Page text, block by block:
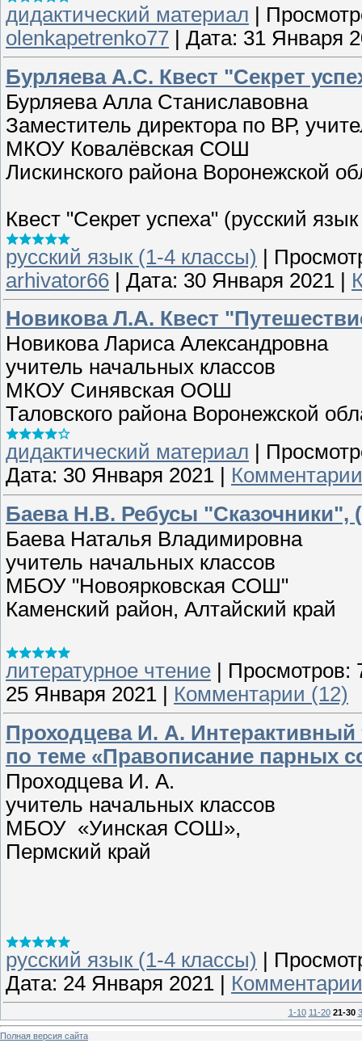
дидактический материал
olenkapetrenko77
Дата: 31 Января
Бурляева А.С. Квест "Секрет
Бурляева Алла Станиславовна
Заместитель директора по ВР,
МКОУ Ковалёвская СОШ
Лискинского района Воронежской
Квест "Секрет успеха" (русский
русский язык (1-4 классы) |
arhivator66 | Дата: 30 Января 2021 |
Новикова Л.А. Квест
Новикова Лариса Александровна
учитель начальных классов
МКОУ Синявская ООШ
Таловского района Воронежской
дидактический материал
Дата: 30 Января 2021
Баева Н.В. Ребусы "Сказочники",
Баева Наталья Владимировна
учитель начальных классов
МБОУ "Новоярковская СОШ"
Каменский район, Алтайский край
литературное чтение Просмотров:
25 Января 2021
Комментарии (12)
Проходцева И. А. Интерактивный
по теме «Правописание парных
Проходцева И. А.
учитель начальных классов
МБОУ «Уинская СОШ»,
Пермский край
русский язык (1-4 классы) |
Дата: 24 Января 2021 |
1-10 11-20 21-30
Полная версия сайта